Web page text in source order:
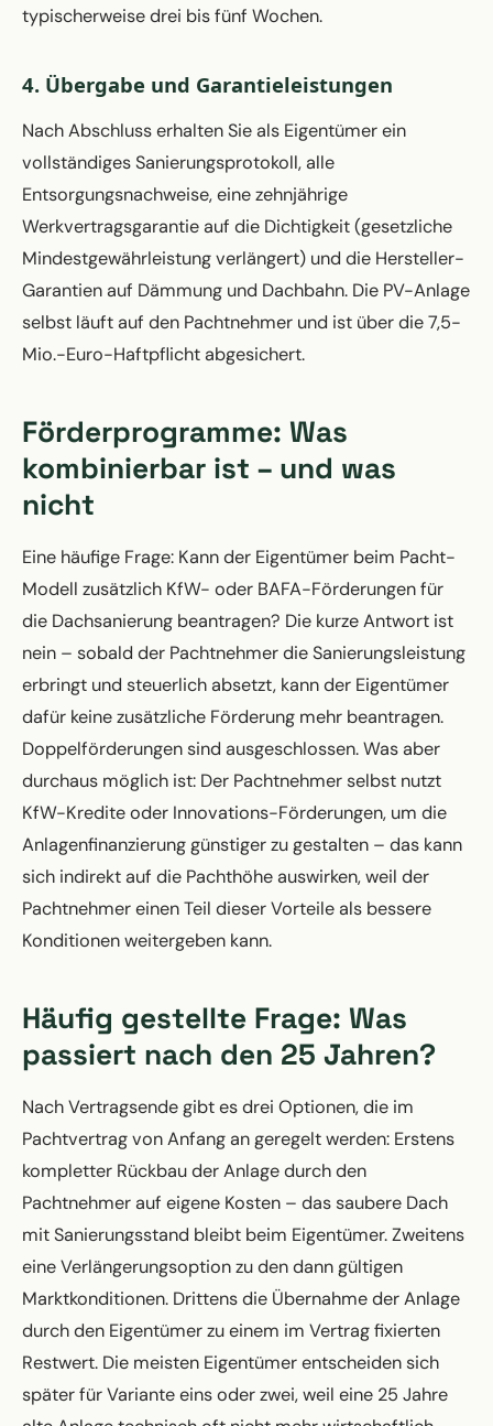
typischerweise drei bis fünf Wochen.
4. Übergabe und Garantieleistungen
Nach Abschluss erhalten Sie als Eigentümer ein
vollständiges Sanierungsprotokoll, alle
Entsorgungsnachweise, eine zehnjährige
Werkvertragsgarantie auf die Dichtigkeit (gesetzliche
Mindestgewährleistung verlängert) und die Hersteller-
Garantien auf Dämmung und Dachbahn. Die PV-Anlage
selbst läuft auf den Pachtnehmer und ist über die 7,5-
Mio.-Euro-Haftpflicht abgesichert.
Förderprogramme: Was
kombinierbar ist – und was
nicht
Eine häufige Frage: Kann der Eigentümer beim Pacht-
Modell zusätzlich KfW- oder BAFA-Förderungen für
die Dachsanierung beantragen? Die kurze Antwort ist
nein – sobald der Pachtnehmer die Sanierungsleistung
erbringt und steuerlich absetzt, kann der Eigentümer
dafür keine zusätzliche Förderung mehr beantragen.
Doppelförderungen sind ausgeschlossen. Was aber
durchaus möglich ist: Der Pachtnehmer selbst nutzt
KfW-Kredite oder Innovations-Förderungen, um die
Anlagenfinanzierung günstiger zu gestalten – das kann
sich indirekt auf die Pachthöhe auswirken, weil der
Pachtnehmer einen Teil dieser Vorteile als bessere
Konditionen weitergeben kann.
Häufig gestellte Frage: Was
passiert nach den 25 Jahren?
Nach Vertragsende gibt es drei Optionen, die im
Pachtvertrag von Anfang an geregelt werden: Erstens
kompletter Rückbau der Anlage durch den
Pachtnehmer auf eigene Kosten – das saubere Dach
mit Sanierungsstand bleibt beim Eigentümer. Zweitens
eine Verlängerungsoption zu den dann gültigen
Marktkonditionen. Drittens die Übernahme der Anlage
durch den Eigentümer zu einem im Vertrag fixierten
Restwert. Die meisten Eigentümer entscheiden sich
später für Variante eins oder zwei, weil eine 25 Jahre